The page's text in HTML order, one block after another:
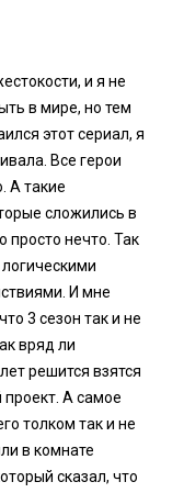
и я не
в мире, но тем
этот сериал, я
Все герои
А такие
сложились в
просто нечто. Так
И мне
3 сезон так и не
вряд ли
решится взятся
А самое
толком так и не
в комнате
сказал, что